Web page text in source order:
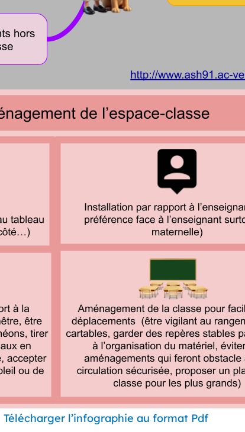
Télécharger l’infographie au format Pdf